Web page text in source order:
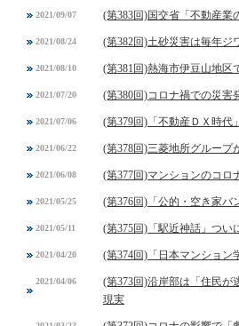
2021/09/07 (第383回)国交省「不動産業
2021/08/24 (第382回)土砂災害は毎年ジ
2021/08/10 (第381回)熱海市伊豆山地区
2021/07/20 (第380回)コロナ禍での災害
2021/07/06 (第379回)「不動産ＤＸ時代
2021/06/22 (第378回)三菱地所グループ
2021/06/08 (第377回)マンションのコロ
2021/05/25 (第376回)「公的・空き家バ
2021/05/11 (第375回)「駅近神話」つい
2021/04/20 (第374回)「日本マンション
2021/04/06
(第373回)沿岸部は「住民が
現実